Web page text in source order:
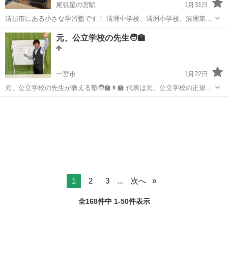
尾張星の宮駅
1月31日
清須市にある小さな学習塾です！ 清洲中学校、清洲小学校、清洲東小
学校の生徒さん児童さんを対象にしています。 新年度(2025年度)、新
規入塾生募集中です。 3月スタートですので、お問合わせはお早めに
😉 詳細はホームペ...
愛知 清須市 尾張星の宮駅 塾
元、公立学校の先生🧑‍🏫
一宮市
1月22日
元、公立学校の先生が教える塾🧑‍🏫👩‍🏫 代表は元、公立学校の正規教
諭として働いてきました。 【教育方針】 教えることは当たり前、逆算
1 2 3 ... 次へ
全168件中 1-50件表示